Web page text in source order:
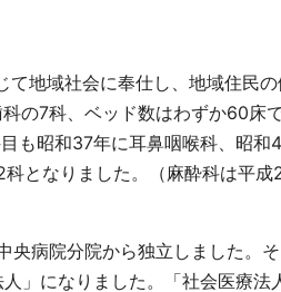
地域社会に奉仕し、地域住民
の7科、ベッド数はわずか60床
も昭和37年に耳鼻咽喉科、昭和
科となりました。（麻酔科は平成
央病院分院から独立しました。
」になりました。「社会医療